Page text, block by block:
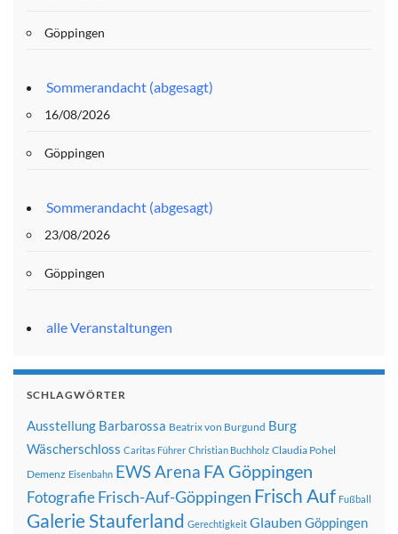
Göppingen
Sommerandacht (abgesagt)
16/08/2026
Göppingen
Sommerandacht (abgesagt)
23/08/2026
Göppingen
alle Veranstaltungen
SCHLAGWÖRTER
Ausstellung Barbarossa Beatrix von Burgund Burg
Wäscherschloss Caritas Führer Christian Buchholz Claudia Pohel
Demenz Eisenbahn EWS Arena FA Göppingen
FotografieFrisch-Auf-Göppingen Frisch Auf Fußball
Galerie Stauferland Gerechtigkeit Glauben Göppingen